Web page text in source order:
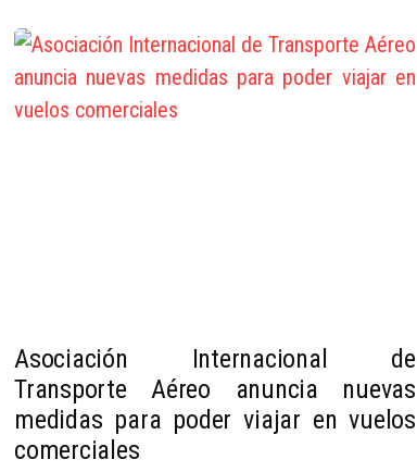
Asociación Internacional de
Transporte Aéreo anuncia nuevas
medidas para poder viajar en vuelos
comerciales